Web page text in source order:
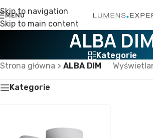
Skip to navigation
Skip to main content
MENU
ALBA
Kategorie
Strona główna > ALBA DIM
Kategorie